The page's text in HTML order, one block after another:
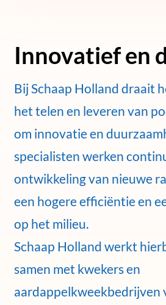
Innovatief en
Bij Schaap Holland draait
het telen en leveren van
om innovatie en
specialisten werken
ontwikkeling van nieuwe
een hogere efficiëntie en
op het milieu.
Schaap Holland werkt
samen met kwekers en
aardappelkweekbedrijven